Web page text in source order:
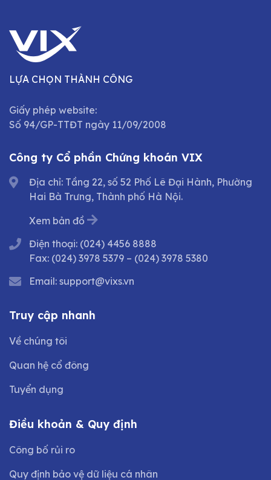
LỰA CHỌN THÀNH CÔNG
Giấy phép website:
Số 94/GP-TTĐT ngày 11/09/2008
Công ty Cổ phần Chứng khoán VIX
Địa chỉ: Tầng 22, số 52 Phố Lê Đại Hành, Phường
Hai Bà Trưng, Thành phố Hà Nội.
Xem bản đồ
Điện thoại: (024) 4456 8888
Fax: (024) 3978 5379 – (024) 3978 5380
Email: support@vixs.vn
Truy cập nhanh
Về chúng tôi
Quan hệ cổ đông
Tuyển dụng
Điều khoản & Quy định
Công bố rủi ro
Quy định bảo vệ dữ liệu cá nhân